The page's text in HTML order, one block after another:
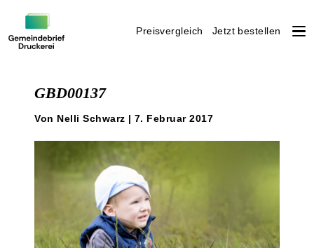
Preisvergleich Jetzt bestellen
GBD00137
Von Nelli Schwarz | 7. Februar 2017